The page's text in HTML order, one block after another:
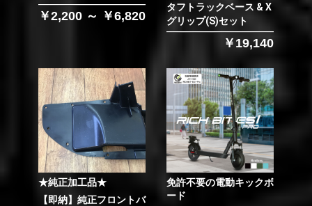
￥2,200 ～ ￥6,820
タフトラックベース & X
グリップ(S)セット
￥19,140
★純正加工品★
【即納】純正フロントバ
免許不要の電動キックボ
ード